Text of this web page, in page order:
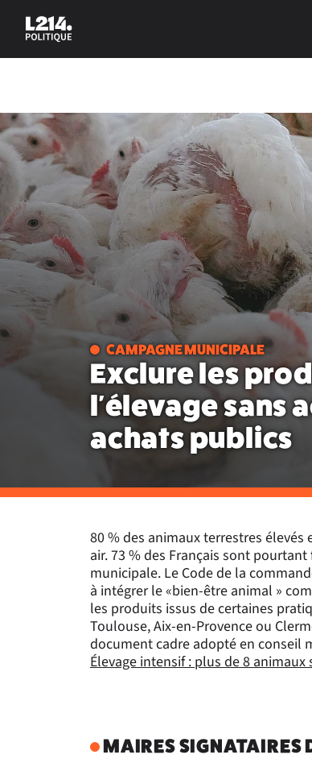
CAMPAGNE MUNICIPALE
Exclure les
l'élevage sans
achats publics
80 % des animaux terrestres
air. 73 % des Français sont
municipale. Le Code de la
à intégrer le «bien-être animal »
les produits issus de certaines
Toulouse, Aix-en-Provence ou
document cadre adopté en conseil
Élevage intensif : plus de 8 animaux
MAIRES SIGNATAIRES